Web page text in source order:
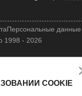
1998 - 2026
Персональные данные
COOKIE